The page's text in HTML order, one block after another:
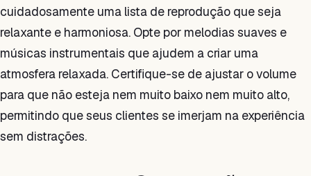
cuidadosamente uma lista de reprodução que seja
relaxante e harmoniosa. Opte por melodias suaves e
músicas instrumentais que ajudem a criar uma
atmosfera relaxada. Certifique-se de ajustar o volume
para que não esteja nem muito baixo nem muito alto,
permitindo que seus clientes se imerjam na experiência
sem distrações.